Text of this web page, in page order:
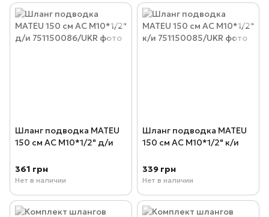
Шланг подводка MATEU
150 см AC М10*1/2" д/и
361 грн
Нет в наличии
Шланг подводка MATEU
150 см AC М10*1/2" к/и
339 грн
Нет в наличии